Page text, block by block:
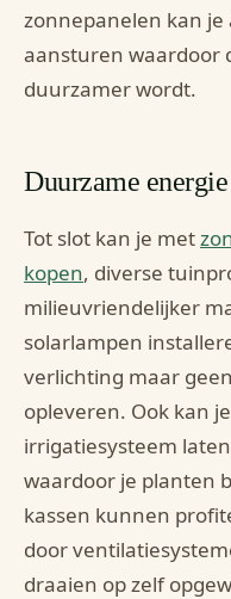
zonnepanelen kan
aansturen waardoor
duurzamer wordt.
Duurzame
Tot slot kan je met
kopen, diverse
milieuvriendelijker
solarlampen
verlichting maar
opleveren. Ook kan
irrigatiesysteem
waardoor je planten
kassen kunnen
door
draaien op zelf